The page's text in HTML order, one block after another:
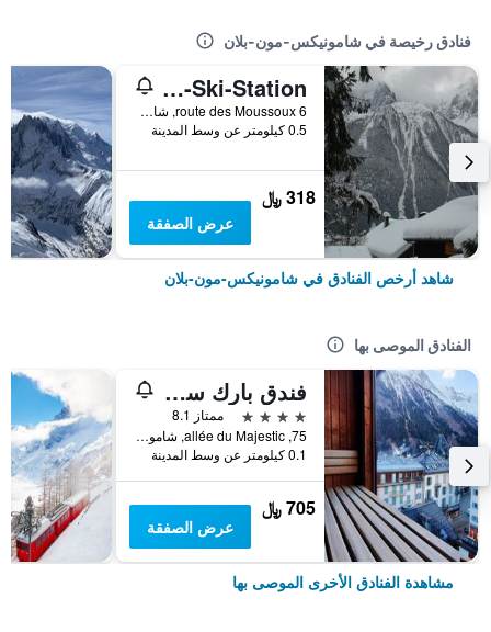
فنادق رخيصة في شامونيكس-مون-بلان
Chalet-Ski-Station
6 route des Moussoux, شامونيكس-مون-بلان, إقليم سافوا العليا, فرنسا
0.5 كيلومتر عن وسط المدينة
318 ﷼
عرض الصفقة
شاهد أرخص الفنادق في شامونيكس-مون-بلان
الفنادق الموصى بها
فندق بارك سويس آند سبا
4 نجوم
ممتاز 8.1
75, allée du Majestic, شامونيكس-مون-بلان, إقليم سافوا العليا, فرنسا
0.1 كيلومتر عن وسط المدينة
705 ﷼
عرض الصفقة
مشاهدة الفنادق الأخرى الموصى بها